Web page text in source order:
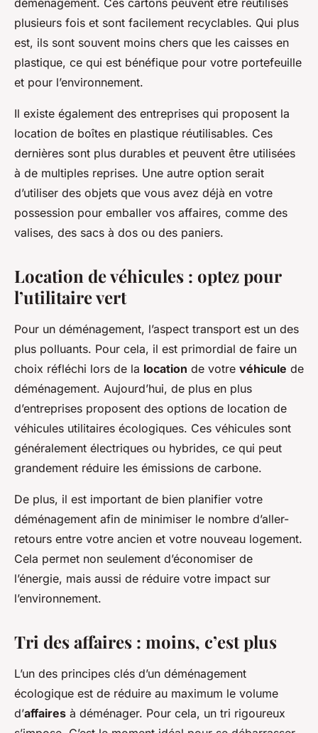
déménagement. Ces cartons peuvent être réutilisés
plusieurs fois et sont facilement recyclables. Qui plus
est, ils sont souvent moins chers que les caisses en
plastique, ce qui est bénéfique pour votre portefeuille
et pour l’environnement.
Il existe également des entreprises qui proposent la
location de boîtes en plastique réutilisables. Ces
dernières sont plus durables et peuvent être utilisées
à de multiples reprises. Une autre option serait
d’utiliser des objets que vous avez déjà en votre
possession pour emballer vos affaires, comme des
valises, des sacs à dos ou des paniers.
Location de véhicules : optez pour
l’utilitaire vert
Pour un déménagement, l’aspect transport est un des
plus polluants. Pour cela, il est primordial de faire un
choix réfléchi lors de la location de votre véhicule de
déménagement. Aujourd’hui, de plus en plus
d’entreprises proposent des options de location de
véhicules utilitaires écologiques. Ces véhicules sont
généralement électriques ou hybrides, ce qui peut
grandement réduire les émissions de carbone.
De plus, il est important de bien planifier votre
déménagement afin de minimiser le nombre d’aller-
retours entre votre ancien et votre nouveau logement.
Cela permet non seulement d’économiser de
l’énergie, mais aussi de réduire votre impact sur
l’environnement.
Tri des affaires : moins, c’est plus
L’un des principes clés d’un déménagement
écologique est de réduire au maximum le volume
d’affaires à déménager. Pour cela, un tri rigoureux